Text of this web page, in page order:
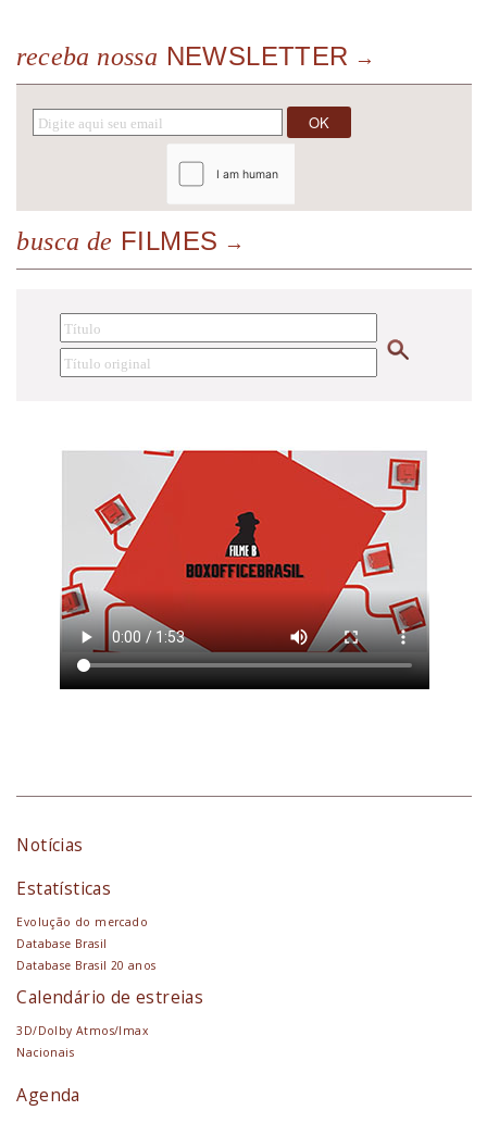
receba nossa NEWSLETTER
busca de FILMES
Notícias
Estatísticas
Evolução do mercado
Database Brasil
Database Brasil 20 anos
Calendário de estreias
3D/Dolby Atmos/Imax
Nacionais
Agenda